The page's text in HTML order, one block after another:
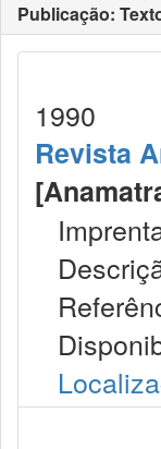
Publicação:
1990
Revista